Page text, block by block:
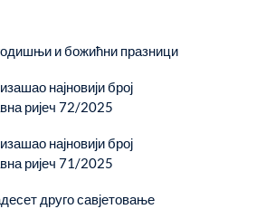
и божићни празници
најновији број
ријеч 72/2025
најновији број
ријеч 71/2025
друго савјетовање